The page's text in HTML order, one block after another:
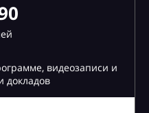
видеозаписи и
докладов